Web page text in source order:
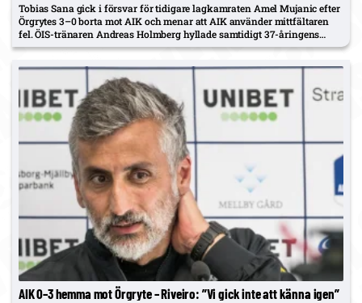
Tobias Sana gick i försvar för tidigare lagkamraten Amel Mujanic efter
Örgrytes 3–0 borta mot AIK och menar att AIK använder mittfältaren
fel. ÖIS-tränaren Andreas Holmberg hyllade samtidigt 37-åringens
insats: först på laguttaget borta mot AIK – ”i dag visade…
AIK 0–3 hemma mot Örgryte – Riveiro: ”Vi gick inte att känna igen”